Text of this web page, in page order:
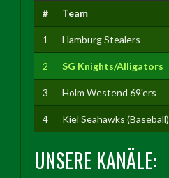
# Team
1 Hamburg Stealers
2 SG Knights/Alligators
3 Holm Westend 69'ers
4 Kiel Seahawks (Baseball)
UNSERE KANÄLE: